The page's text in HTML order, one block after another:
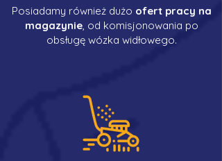
Posiadamy również dużo ofert pracy na
magazynie, od komisjonowania po
obsługę wózka widłowego.